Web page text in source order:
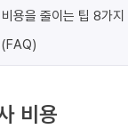
용을 줄이는 팁 8가지
비용